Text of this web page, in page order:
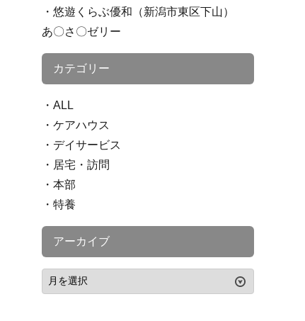
悠遊くらぶ優和（新潟市東区下山）
あ〇さ〇ゼリー
カテゴリー
ALL
ケアハウス
デイサービス
居宅・訪問
本部
特養
アーカイブ